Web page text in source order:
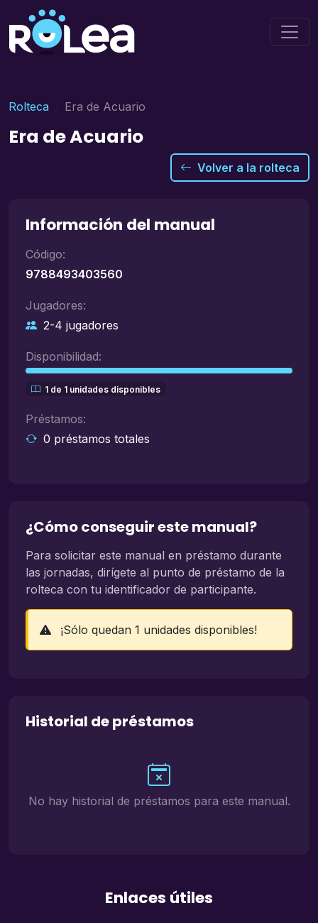
Rolteca Era de Acuario
Era de Acuario
Volver a la rolteca
Información del manual
Código:
9788493403560
Jugadores:
2-4 jugadores
Disponibilidad:
1 de 1 unidades disponibles
Préstamos:
0 préstamos totales
¿Cómo conseguir este manual?
Para solicitar este manual en préstamo durante
las jornadas, dirígete al punto de préstamo de la
rolteca con tu identificador de participante.
¡Sólo quedan 1 unidades disponibles!
Historial de préstamos
No hay historial de préstamos para este manual.
Enlaces útiles